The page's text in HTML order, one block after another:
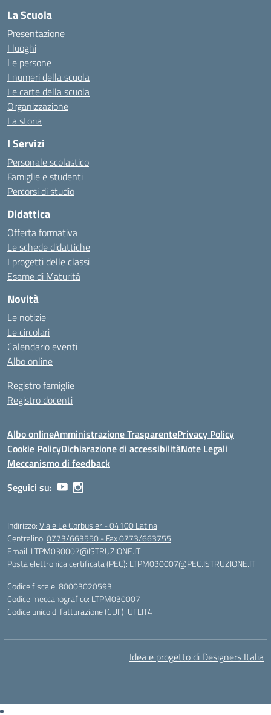
La Scuola
Presentazione
I luoghi
Le persone
I numeri della scuola
Le carte della scuola
Organizzazione
La storia
I Servizi
Personale scolastico
Famiglie e studenti
Percorsi di studio
Didattica
Offerta formativa
Le schede didattiche
I progetti delle classi
Esame di Maturità
Novità
Le notizie
Le circolari
Calendario eventi
Albo online
Registro famiglie
Registro docenti
Albo onlineAmministrazione TrasparentePrivacy Policy
Cookie PolicyDichiarazione di accessibilitàNote Legali
Meccanismo di feedback
Seguici su:
Indirizzo:Viale Le Corbusier - 04100 Latina
Centralino:0773/663550 - Fax 0773/663755
Email: LTPM030007@ISTRUZIONE.IT
Posta elettronica certificata (PEC): LTPM030007@PEC.ISTRUZIONE.IT
Codice fiscale: 80003020593
Codice meccanografico: LTPM030007
Codice unico di fatturazione (CUF): UFLIT4
Idea e progetto di Designers Italia